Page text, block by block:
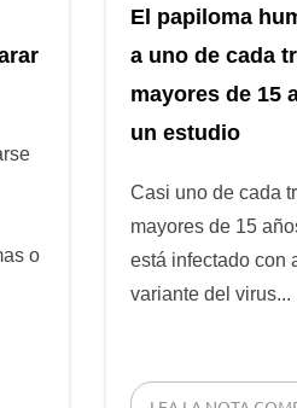
o
El papiloma
a uno de cada
mayores de 15
un estudio
Casi uno de cada
mayores de 15
está infectado con
variante del virus...